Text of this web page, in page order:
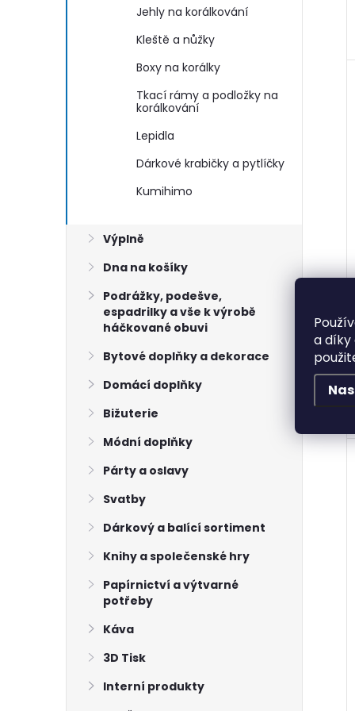
a díky
Jehly na korálkování
Kleště a nůžky
Boxy na korálky
Tkací rámy a podložky na
korálkování
Lepidla
Dárkové krabičky a pytlíčky
Kumihimo
Výplně
Dna na košíky
Podrážky, podešve,
espadrilky a vše k výrobě
háčkované obuvi
Bytové doplňky a dekorace
Domácí doplňky
Bižuterie
Módní doplňky
Párty a oslavy
Svatby
Dárkový a balící sortiment
Knihy a společenské hry
Papírnictví a výtvarné
potřeby
Káva
3D Tisk
Interní produkty